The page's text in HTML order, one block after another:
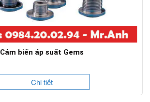
Cảm biến áp suất Gems
Chi tiết